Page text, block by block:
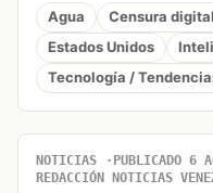
Agua Censura digital
Estados Unidos
Tecnología /
NOTICIAS PUBLICADO 6
REDACCIÓN NOTICIAS